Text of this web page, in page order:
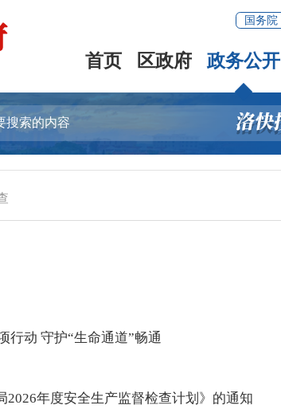
国务院
首页 区政府 政务公开
行动 守护“生命通道”畅通
年度安全生产监督检查计划》的通知